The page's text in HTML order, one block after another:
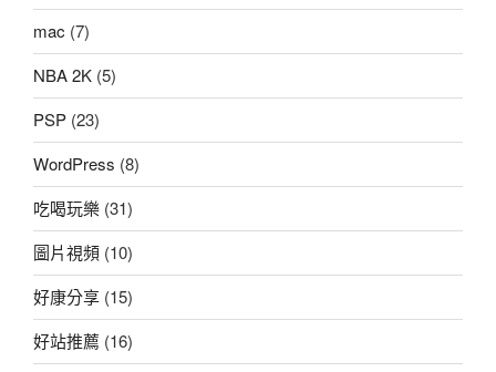
mac (7)
NBA 2K (5)
PSP (23)
WordPress (8)
吃喝玩樂 (31)
圖片視頻 (10)
好康分享 (15)
好站推薦 (16)